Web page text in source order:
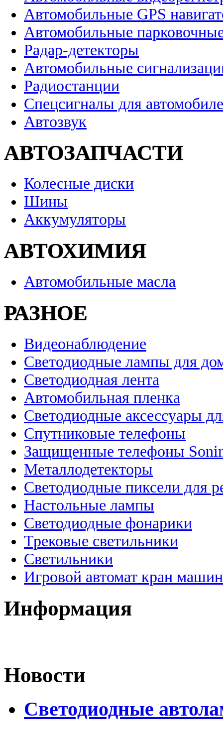
Автомобильные GPS
Автомобильные
Радар-детекторы
Автомобильные
Радиостанции
Спецсигналы для
Автозвук
АВТОЗАПЧАСТИ
Колесные диски
Шины
Аккумуляторы
АВТОХИМИЯ
Автомобильные масла
РАЗНОЕ
Видеонаблюдение
Светодиодные лампы для
Светодиодная лента
Автомобильная пленка
Светодиодные аксессуары
Спутниковые телефоны
Защищенные телефоны
Металлодетекторы
Светодиодные пиксели для
Настольные лампы
Светодиодные фонарики
Трековые светильники
Светильники
Игровой автомат кран
Информация
Новости
Светодиодные